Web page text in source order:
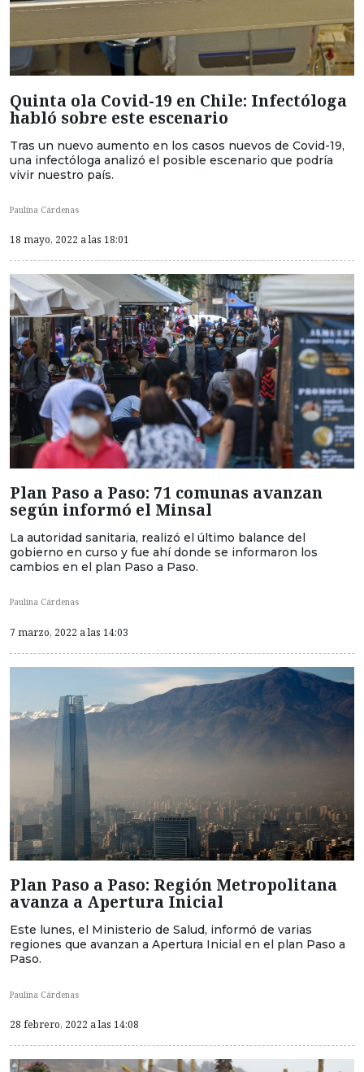
Quinta ola Covid-19 en Chile: Infectóloga
habló sobre este escenario
Tras un nuevo aumento en los casos nuevos de Covid-19,
una infectóloga analizó el posible escenario que podría
vivir nuestro país.
Paulina Cárdenas
18 mayo, 2022 a las 18:01
Plan Paso a Paso: 71 comunas avanzan
según informó el Minsal
La autoridad sanitaria, realizó el último balance del
gobierno en curso y fue ahí donde se informaron los
cambios en el plan Paso a Paso.
Paulina Cárdenas
7 marzo, 2022 a las 14:03
Plan Paso a Paso: Región Metropolitana
avanza a Apertura Inicial
Este lunes, el Ministerio de Salud, informó de varias
regiones que avanzan a Apertura Inicial en el plan Paso a
Paso.
Paulina Cárdenas
28 febrero, 2022 a las 14:08